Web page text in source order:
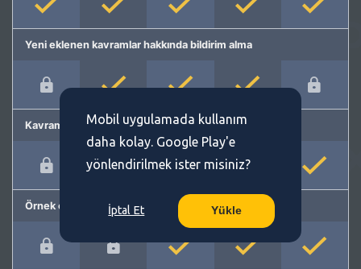
Yeni eklenen kavramlar hakkında bildirim alma
Kavram önerme
Örnek cümleler
Mobil uygulamada kullanım
daha kolay. Google Play'e
yönlendirilmek ister misiniz?
İptal Et Yükle